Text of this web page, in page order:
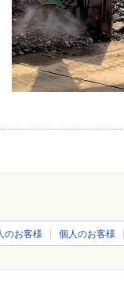
のお客様 個人のお客様